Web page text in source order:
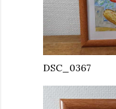
DSC_0367